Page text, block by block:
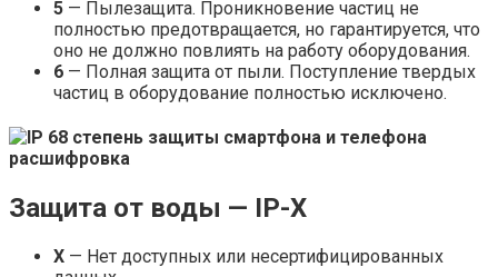
5 — Пылезащита. Проникновение частиц не
полностью предотвращается, но гарантируется, что
оно не должно повлиять на работу оборудования.
6 — Полная защита от пыли. Поступление твердых
частиц в оборудование полностью исключено.
Защита от воды — IP-X
Х — Нет доступных или несертифицированных